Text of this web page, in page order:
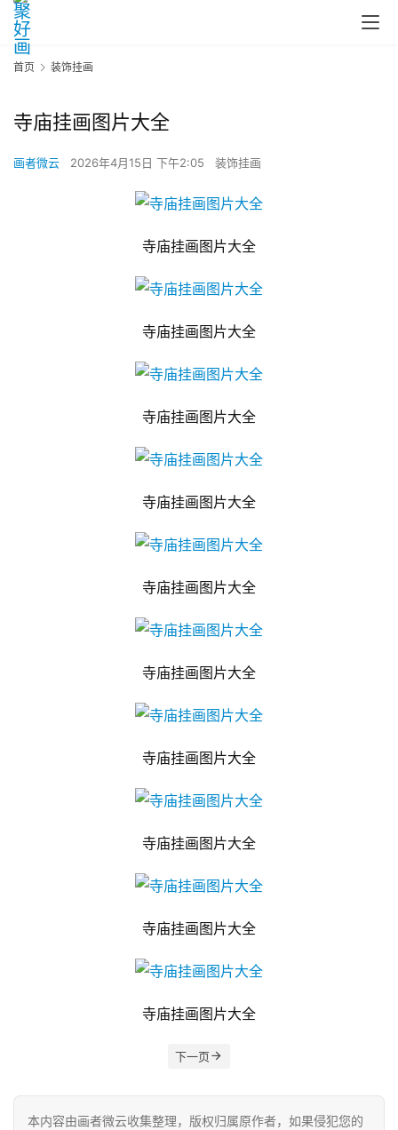
首页 装饰挂画
寺庙挂画图片大全
画者微云 2026年4月15日 下午2:05 装饰挂画
寺庙挂画图片大全
寺庙挂画图片大全
寺庙挂画图片大全
寺庙挂画图片大全
寺庙挂画图片大全
寺庙挂画图片大全
寺庙挂画图片大全
寺庙挂画图片大全
寺庙挂画图片大全
寺庙挂画图片大全
下一页
本内容由画者微云收集整理，版权归属原作者，如果侵犯您的